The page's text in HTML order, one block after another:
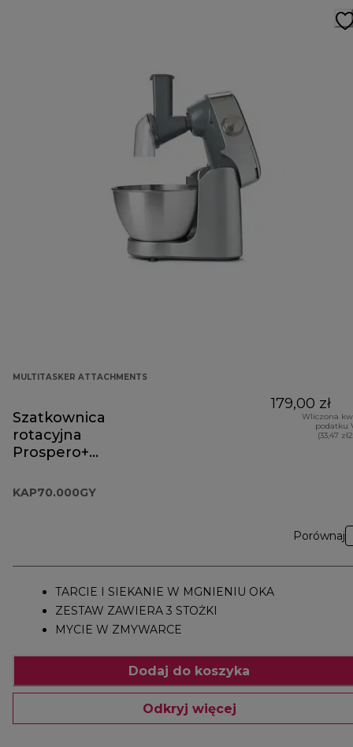
MULTITASKER ATTACHMENTS
Szatkownica
rotacyjna
Prospero+
KAP70.000GY
179,00 zł
Wliczona
podatku
(33,47
Porównaj
TARCIE I SIEKANIE W MGNIENIU OKA
ZESTAW ZAWIERA 3 STOŻKI
MYCIE W ZMYWARCE
Dodaj do koszyka
Odkryj więcej